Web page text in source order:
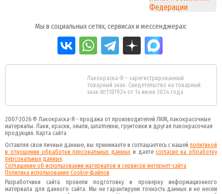
Мы в социальных сетях, сервисах и мессенджерах:
Лакокраска-Я – зарегистрированный
товарный знак. Свидетельство на товарный
знак №1187924 от 14 июня 2024 года
2007-2026 © Лакокраска-Я - продажа от производителей ЛКМ, лакокрасочные
материалы. Лаки, краски, эмали, шпатлевки, грунтовки и другая лакокрасочная
продукция. Карта сайта
Оставляя свои личные данные, вы принимаете и соглашаетесь с нашей политикой
в отношении обработки персональных данных и даетеcогласие на обработку
персональных данных.
Соглашение об использовании материалов и сервисов интернет-сайта
Политика использования Cookie-файлов
Разработчики сайта провели подготовку и проверку информационного
материала для данного сайта. Мы не гарантируем точность данных и не несем